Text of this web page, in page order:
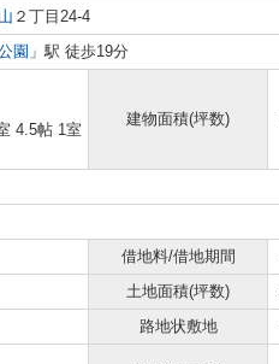
２丁目24-4
園 」駅 徒歩19分
4.5帖 1室
建物面積(坪数)
借地料/借地期間
土地面積(坪数)
路地状敷地